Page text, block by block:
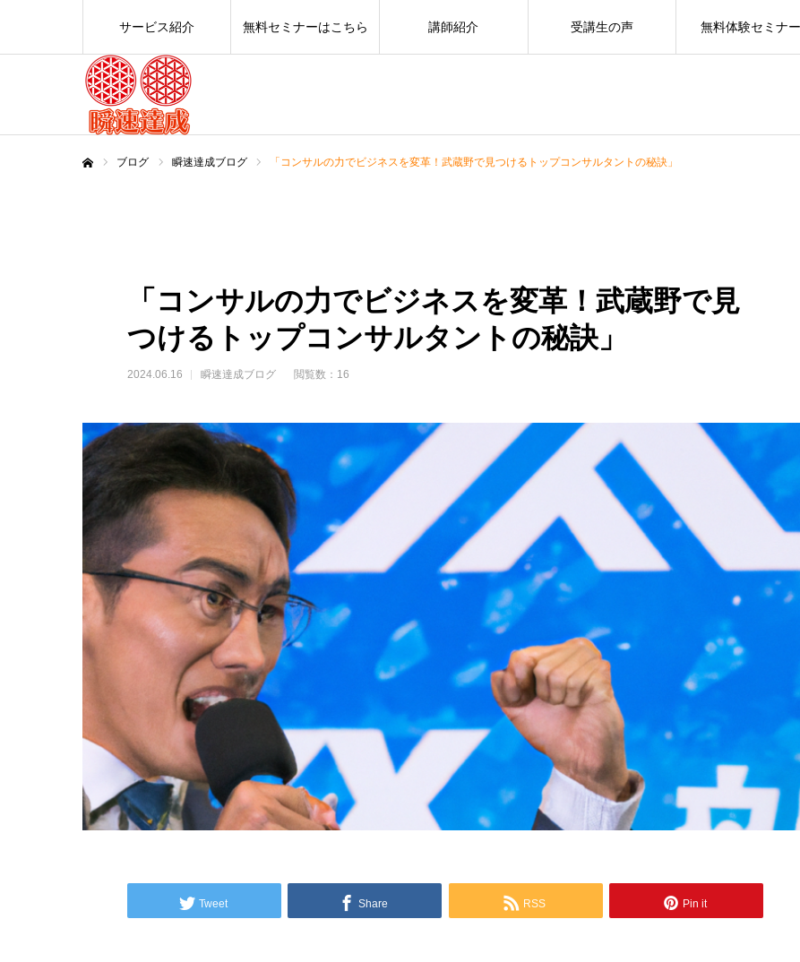
サービス紹介 無料セミナーはこちら 講師紹介 受講生の声 無料体験セミナー
ブログ 瞬速達成ブログ 「コンサルの力でビジネスを変革！武蔵野で見つけるトップコンサルタントの秘訣」
「コンサルの力でビジネスを変革！武蔵野で見
つけるトップコンサルタントの秘訣」
2024.06.16 瞬速達成ブログ 閲覧数：16
Tweet Share RSS Pin it